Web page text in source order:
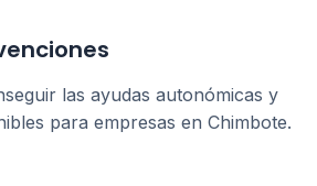
las ayudas autonómicas y
para empresas en Chimbote.